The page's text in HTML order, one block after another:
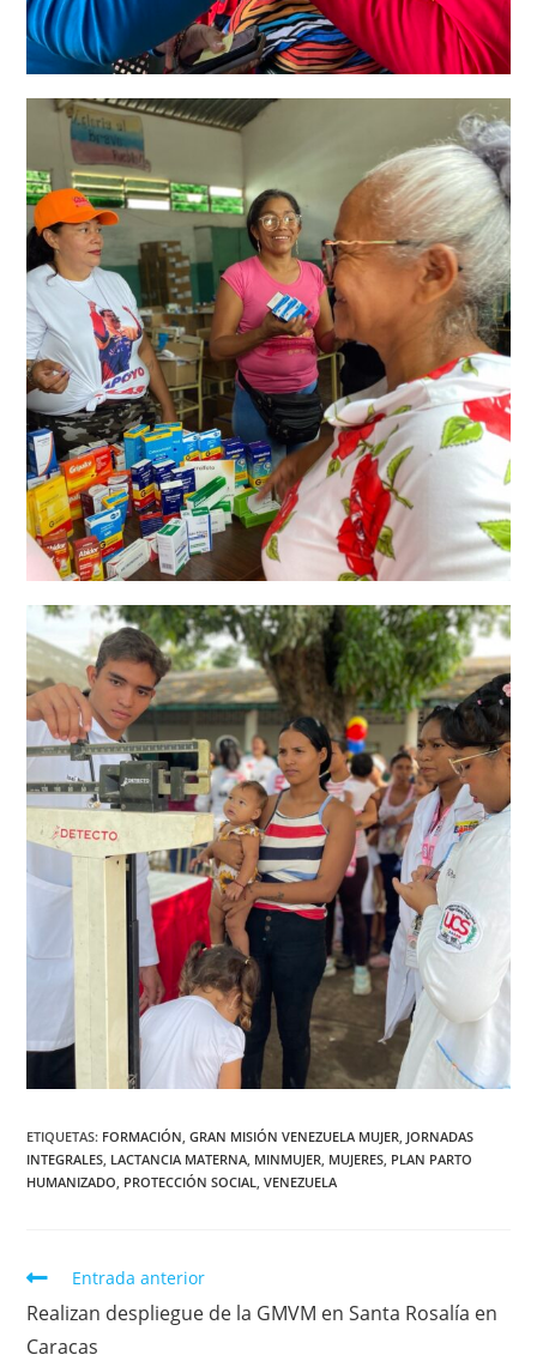
ETIQUETAS: FORMACIÓN GRAN MISIÓN VENEZUELA MUJER JORNADAS
INTEGRALES LACTANCIA MATERNA MINMUJER MUJERES PLAN PARTO
HUMANIZADO PROTECCIÓN SOCIAL VENEZUELA
Entrada anterior
Realizan despliegue de la GMVM en Santa Rosalía en
Caracas